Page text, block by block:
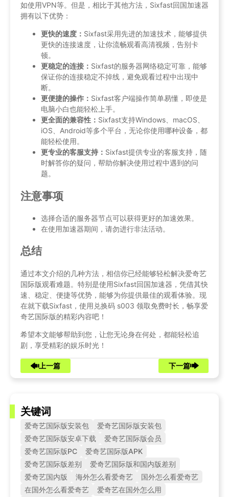
如使用VPN等。但是，相比于其他方法，Sixfast回国加速器
拥有以下优势：
更快的速度： Sixfast采用先进的加速技术，能够提供
更快的连接速度，让你流畅观看高清视频，告别卡
顿。
更稳定的连接： Sixfast的服务器网络稳定可靠，能够
保证你的连接稳定不掉线，避免观看过程中出现中
断。
更便捷的操作： Sixfast客户端操作简单易懂，即使是
电脑小白也能轻松上手。
更全面的兼容性： Sixfast支持Windows、macOS、
iOS、Android等多个平台，无论你使用哪种设备，都
能轻松使用。
更专业的客服支持： Sixfast提供专业的客服支持，随
时解答你的疑问，帮助你解决使用过程中遇到的问
题。
注意事项
选择合适的服务器节点可以获得更好的加速效果。
在使用加速器期间，请勿进行非法活动。
总结
通过本文介绍的几种方法，相信你已经能够轻松解决爱奇艺
国际版观看难题。特别是使用Sixfast回国加速器，凭借其快
速、稳定、便捷等优势，能够为你提供最佳的观看体验。现
在就下载Sixfast，使用兑换码 s003 领取免费时长，畅享爱
奇艺国际版的精彩内容吧！
希望本文能够帮助到您，让您无论身在何处，都能轻松追
剧，享受精彩的娱乐时光！
上一篇 下一篇
关键词
爱奇艺国际版安装包
爱奇艺国际版安装包
爱奇艺国际版安卓下载
爱奇艺国际版会员
爱奇艺国际版PC
爱奇艺国际版APK
爱奇艺国际版差别
爱奇艺国际版和国内版差别
爱奇艺国内版
海外怎么看爱奇艺
国外怎么看爱奇艺
在国外怎么看爱奇艺
爱奇艺在国外怎么用